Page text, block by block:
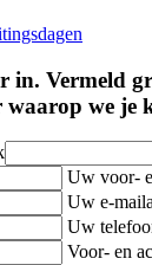
in. Vermeld
waarop we je
Uw voor-
Uw e-
Uw
Voor- en